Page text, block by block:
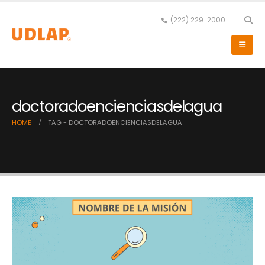
(222) 229-2000
doctoradoencienciasdelagua
HOME TAG - DOCTORADOENCIENCIASDELAGUA